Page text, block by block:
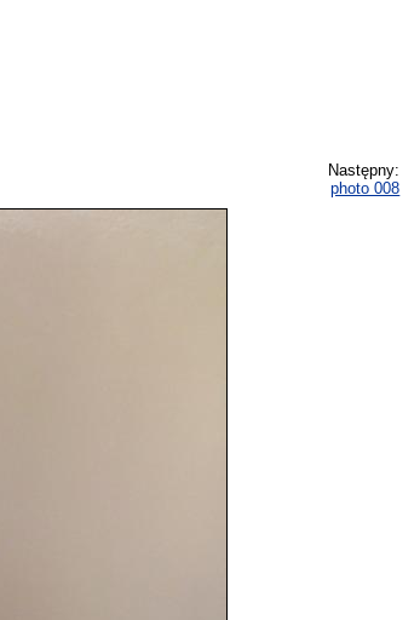
Następny:
photo 008